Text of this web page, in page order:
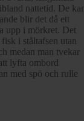
nattetid. De
blir det då ett
upp i mörkret. Det
i ståltafsen utan
medan man tvekar
lyfta ombord
med spö och rulle